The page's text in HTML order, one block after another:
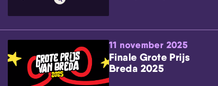
11 november 2025
Finale Grote Prijs
Breda 2025